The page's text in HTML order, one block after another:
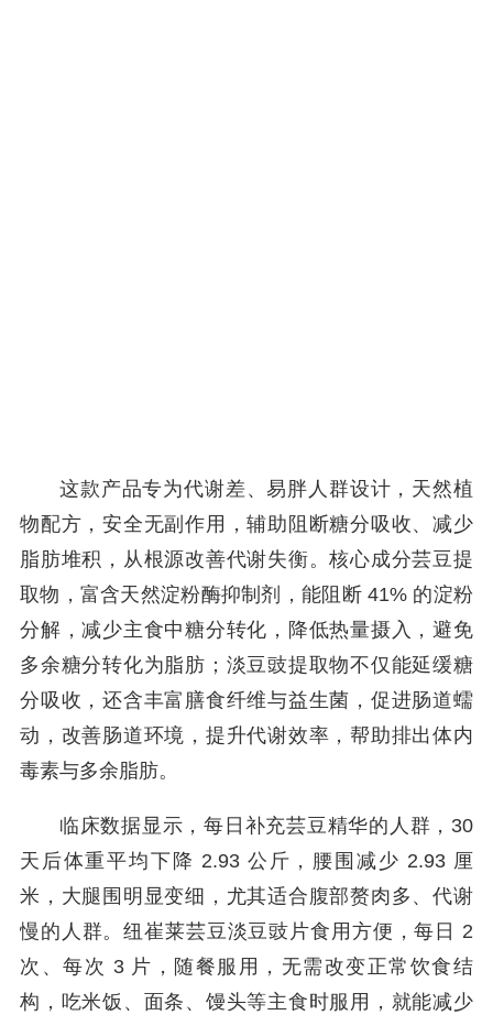
这款产品专为代谢差、易胖人群设计，天然植
物配方，安全无副作用，辅助阻断糖分吸收、减少
脂肪堆积，从根源改善代谢失衡。核心成分芸豆提
取物，富含天然淀粉酶抑制剂，能阻断 41% 的淀粉
分解，减少主食中糖分转化，降低热量摄入，避免
多余糖分转化为脂肪；淡豆豉提取物不仅能延缓糖
分吸收，还含丰富膳食纤维与益生菌，促进肠道蠕
动，改善肠道环境，提升代谢效率，帮助排出体内
毒素与多余脂肪。
临床数据显示，每日补充芸豆精华的人群，30
天后体重平均下降 2.93 公斤，腰围减少 2.93 厘
米，大腿围明显变细，尤其适合腹部赘肉多、代谢
慢的人群。纽崔莱芸豆淡豆豉片食用方便，每日 2
次、每次 3 片，随餐服用，无需改变正常饮食结
构，吃米饭、面条、馒头等主食时服用，就能减少